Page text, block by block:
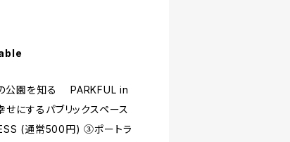
公園を知る PARKFUL in
にするパブリックスペース
(通常500円) ③ポートラ